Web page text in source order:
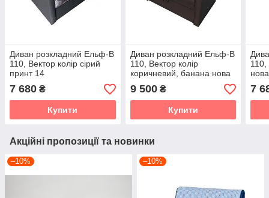
Диван розкладний Ельф-В
110, Вектор колір сірий
принт 14
7 680 ₴
Купити
Диван розкладний Ельф-В
110, Вектор колір
коричневий, банана нова
15
9 500₴
Купити
110,
7
Акційні пропозиції та новинки
–10% –10%